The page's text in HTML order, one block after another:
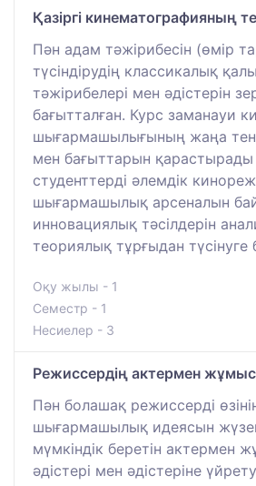
Қазіргі кинематографияның
Пән адам тәжірибесін (өмір
түсіндірудің классикалық
тәжірибелері мен әдістерін
бағытталған. Курс заманауи
шығармашылығының жаңа
мен бағыттарын
студенттерді әлемдік
шығармашылық арсеналын
инновациялық тәсілдерін
теориялық тұрғыдан түсінуге
Оқу жылы - 1
Семестр - 1
Несиелер - 3
Режиссердің актермен
Пән болашақ режиссерді
шығармашылық идеясын
мүмкіндік беретін актермен
әдістері мен әдістеріне